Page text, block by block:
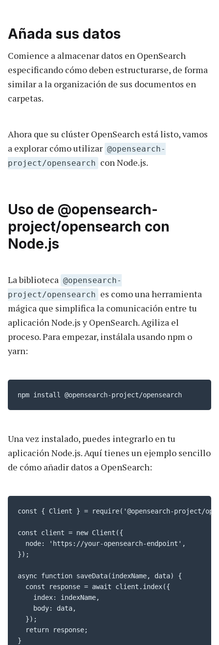
Añada sus datos
Comience a almacenar datos en OpenSearch
especificando cómo deben estructurarse, de forma
similar a la organización de sus documentos en
carpetas.
Ahora que su clúster OpenSearch está listo, vamos
a explorar cómo utilizar @opensearch-
project/opensearch con Node.js.
Uso de @opensearch-
project/opensearch con
Node.js
La biblioteca @opensearch-
project/opensearch es como una herramienta
mágica que simplifica la comunicación entre tu
aplicación Node.js y OpenSearch. Agiliza el
proceso. Para empezar, instálala usando npm o
yarn:
npm install @opensearch-project/opensearch
Una vez instalado, puedes integrarlo en tu
aplicación Node.js. Aquí tienes un ejemplo sencillo
de cómo añadir datos a OpenSearch:
const { Client } = require('@opensearch-project/
const client = new Client({
  node: 'https://your-opensearch-endpoint',
});
async function saveData(indexName, data) {
  const response = await client.index({
    index: indexName,
    body: data,
  });
  return response;
}